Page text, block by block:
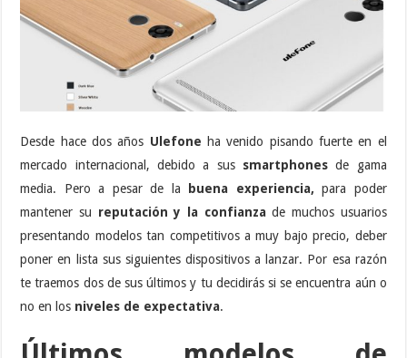
Desde hace dos años Ulefone ha venido pisando fuerte en el
mercado internacional, debido a sus smartphones de gama
media. Pero a pesar de la
buena experiencia, para poder
mantener su reputación y la confianzade muchos usuarios
presentando modelos tan competitivos a muy bajo precio, deber
poner en lista sus siguientes dispositivos a lanzar. Por esa razón
te traemos dos de sus últimos y tu decidirás si se encuentra aún o
no en los niveles de expectativa.